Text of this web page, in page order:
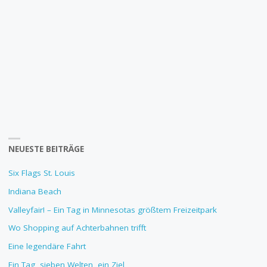
NEUESTE BEITRÄGE
Six Flags St. Louis
Indiana Beach
Valleyfair! – Ein Tag in Minnesotas größtem Freizeitpark
Wo Shopping auf Achterbahnen trifft
Eine legendäre Fahrt
Ein Tag, sieben Welten, ein Ziel